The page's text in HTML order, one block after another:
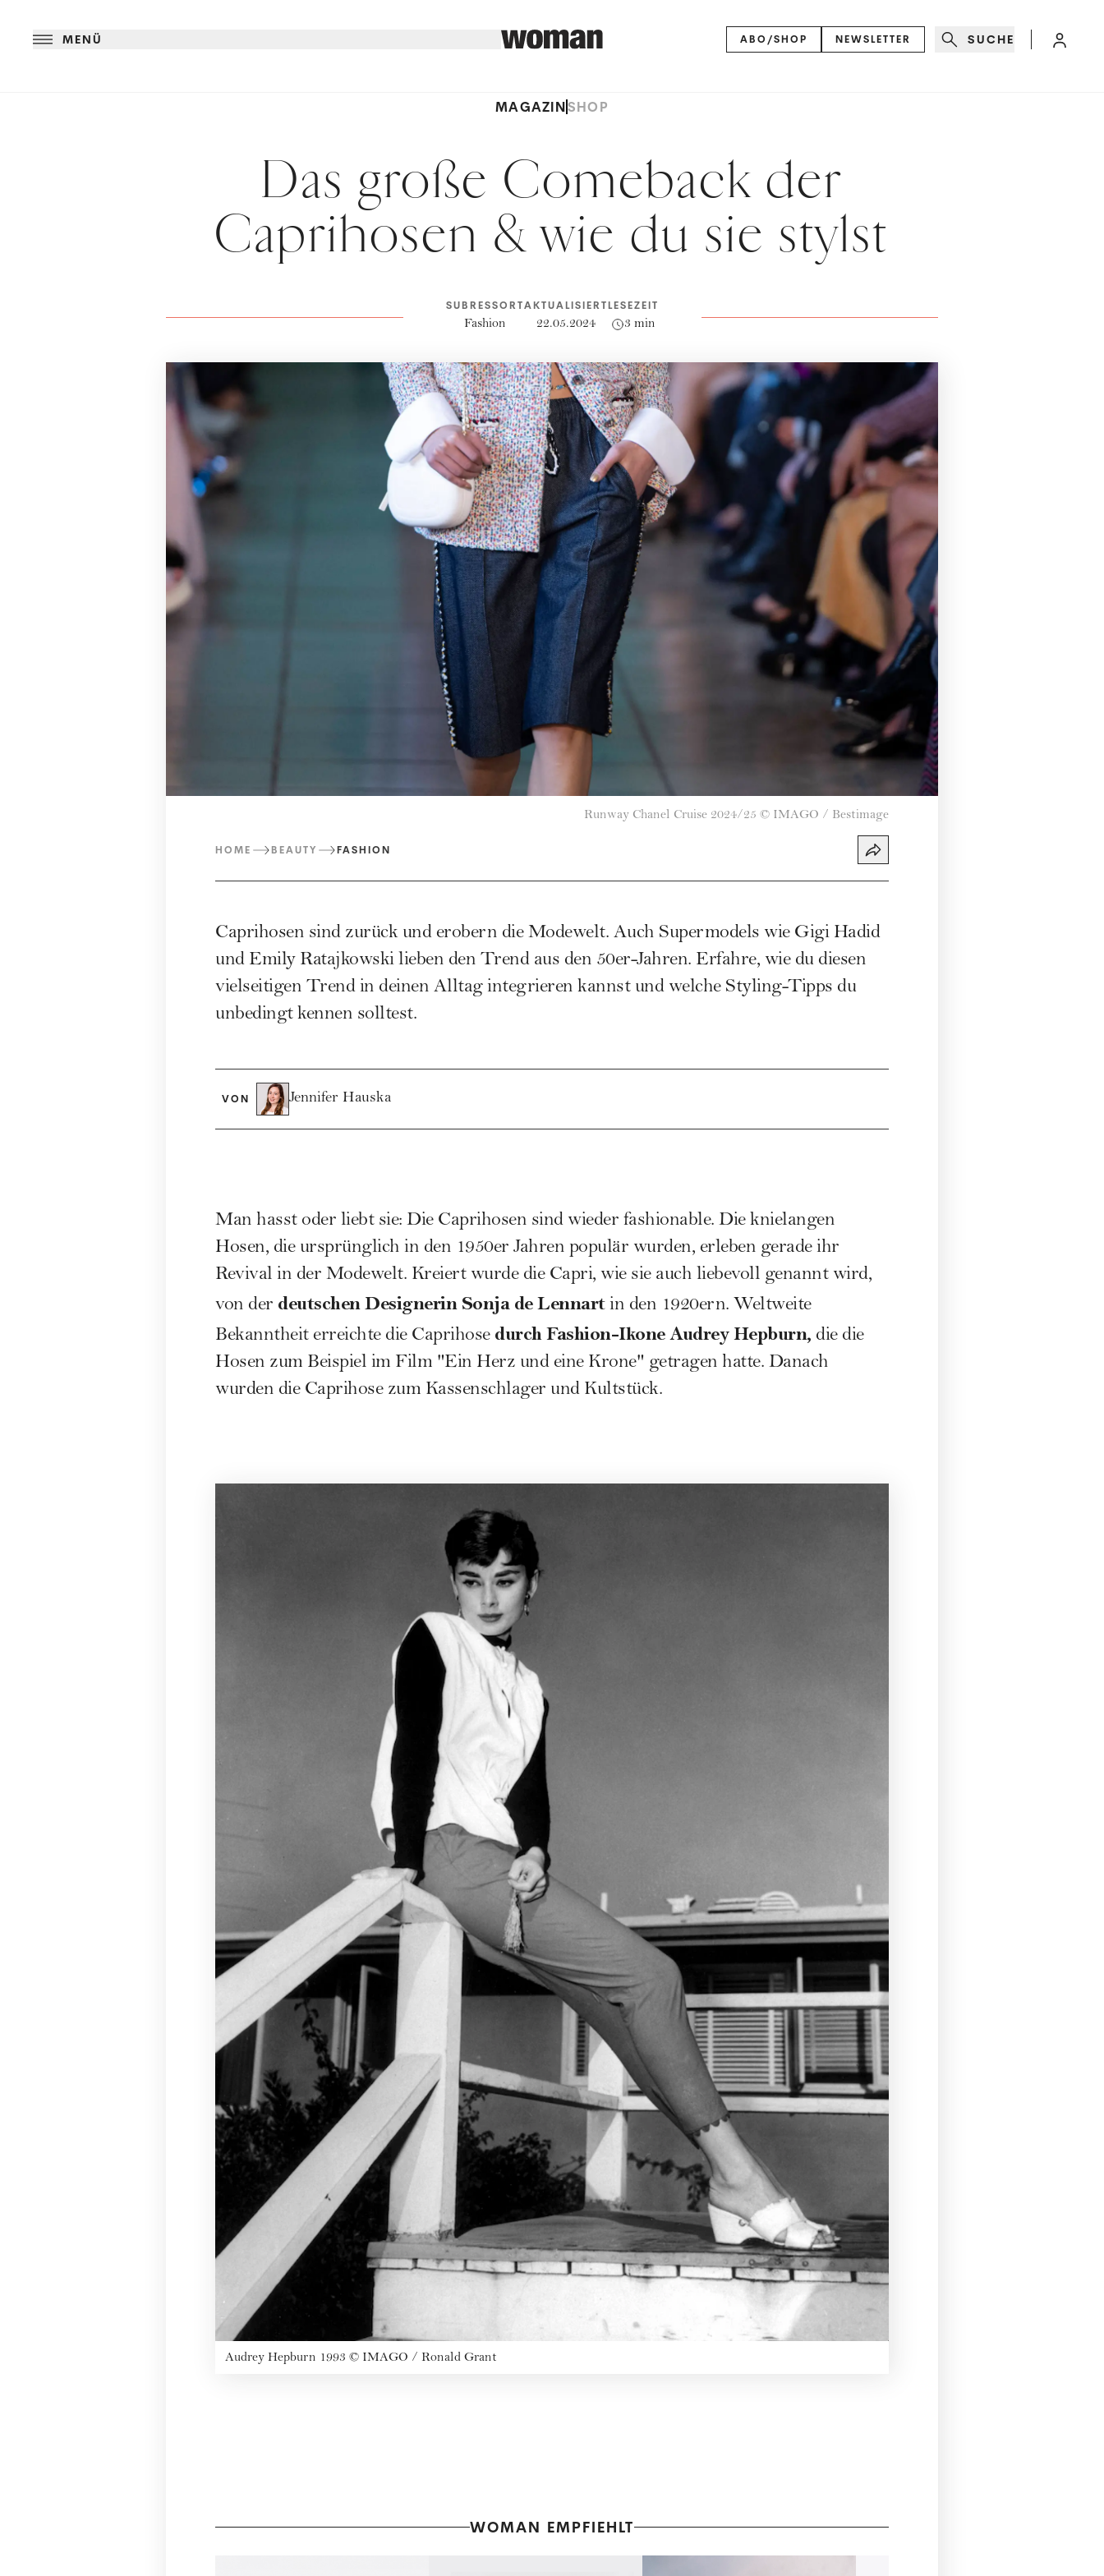
MENÜ ABO/SHOP NEWSLETTER SUCHE
MAGAZINSHOP
Das große Comeback der
Caprihosen & wie du sie stylst
SUBRESSORT
Fashion
AKTUALISIERT
22.05.2024
LESEZEIT
3 min
Runway Chanel Cruise 2024/25 © IMAGO / Bestimage
HOME BEAUTY FASHION
Caprihosen sind zurück und erobern die Modewelt. Auch Supermodels wie Gigi Hadid
und Emily Ratajkowski lieben den Trend aus den 50er-Jahren. Erfahre, wie du diesen
vielseitigen Trend in deinen Alltag integrieren kannst und welche Styling-Tipps du
unbedingt kennen solltest.
VON Jennifer Hauska
Man hasst oder liebt sie: Die Caprihosen sind wieder fashionable. Die knielangen
Hosen, die ursprünglich in den 1950er Jahren populär wurden, erleben gerade ihr
Revival in der Modewelt. Kreiert wurde die Capri, wie sie auch liebevoll genannt wird,
von der deutschen Designerin Sonja de Lennart in den 1920ern. Weltweite
Bekanntheit erreichte die Caprihose durch Fashion-IkoneAudrey Hepburn, die die
Hosen zum Beispiel im Film "Ein Herz und eine Krone" getragen hatte. Danach
wurden die Caprihose zum Kassenschlager und Kultstück.
Audrey Hepburn 1993 © IMAGO / Ronald Grant
WOMAN EMPFIEHLT